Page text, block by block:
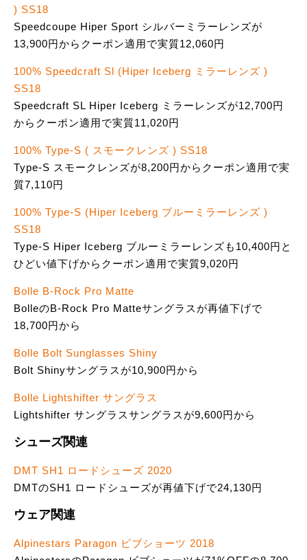
) SS18
Speedcoupe Hiper Sport シルバーミラーレンズが
13,900円からクーポン適用で実質12,060円
100% Speedcraft Sl (Hiper Iceberg ミラーレンズ )
SS18
Speedcraft SL Hiper Iceberg ミラーレンズが12,700円
からクーポン適用で実質11,020円
100% Type-S ( スモークレンズ ) SS18
Type-S スモークレンズが8,200円からクーポン適用で実
質7,110円
100% Type-S (Hiper Iceberg ブルーミラーレンズ )
SS18
Type-S Hiper Iceberg ブルーミラーレンズも10,400円と
ひどい値下げからクーポン適用で実質9,020円
Bolle B-Rock Pro Matte
BolleのB-Rock Pro Matteサングラスが再値下げで
18,700円から
Bolle Bolt Sunglasses Shiny
Bolt Shinyサングラスが10,900円から
Bolle Lightshifter サングラス
Lightshifter サングラスサングラスが9,600円から
シューズ関連
DMT SH1 ロードシューズ 2020
DMTのSH1 ロードシューズが再値下げで24,130円
ウェア関連
Alpinestars Paragon ビブショーツ 2018